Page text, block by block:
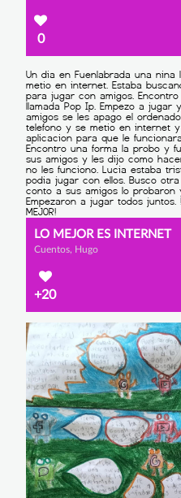
0
LO MEJOR ES INTERNET
Cuentos, Hugo
+20